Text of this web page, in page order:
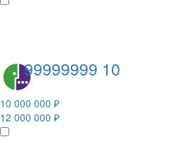
99999999 10
10 000 000 ₽
12 000 000 ₽